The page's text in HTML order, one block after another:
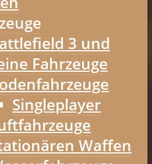
3 und
Fahrzeuge
Singleplayer
Waffen